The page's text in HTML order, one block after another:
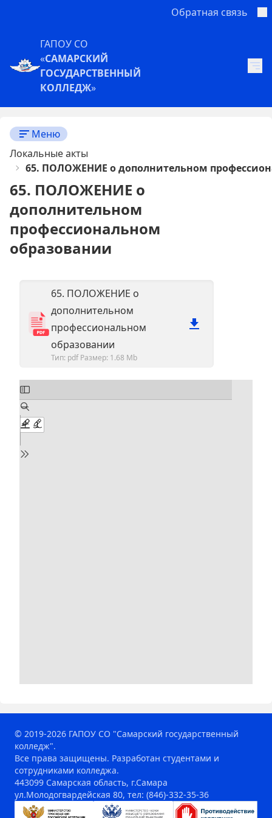
Обратная связь
ГАПОУ СО
«САМАРСКИЙ
ГОСУДАРСТВЕННЫЙ
КОЛЛЕДЖ»
Меню
Локальные акты
65. ПОЛОЖЕНИЕ о дополнительном
65. ПОЛОЖЕНИЕ о
дополнительном
профессиональном
образовании
65. ПОЛОЖЕНИЕ о
дополнительном
профессиональном
образовании
Тип: pdf Размер: 1.68 Mb
© 2019-2026 ГАПОУ СО "Самарский государственный
колледж".
Все права защищены. Разработан студентами и
сотрудниками колледжа.
443099 Самарская область, г.Самара
ул.Молодогвардейская 80, тел: (846)-332-35-36